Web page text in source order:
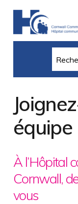
équipe
À l’Hôpital
Cornwall,
vous